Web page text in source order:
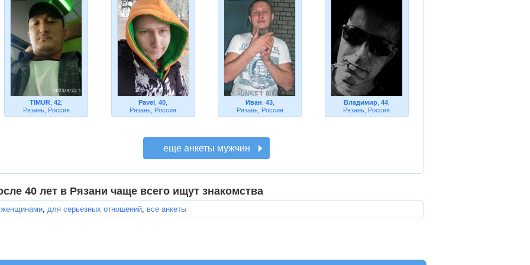
TIMUR ,42
Рязань, Россия
Pavel ,40
Рязань, Россия
Иван 43,
Рязань, Россия
Владимир, 44,
Рязань, Россия
40 лет в Рязани чаще всего ищут знакомства
, для серьезных отношений, все анкеты